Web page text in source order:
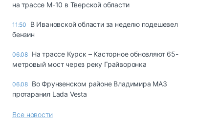
на трассе М-10 в Тверской области
11:50
В Ивановской области за неделю подешевел
бензин
06.08 На трассе Курск – Касторное обновляют 65-
метровый мост через реку Грайворонка
06.08 Во Фрунзенском районе Владимира МАЗ
протаранил Lada Vesta
Все новости